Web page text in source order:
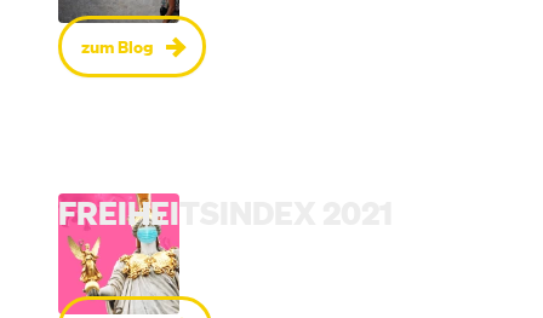
zum Blog
FREIHEITSINDEX 2021